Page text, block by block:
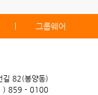
그룹웨어
길 82(봉양동)
) 859 - 0100